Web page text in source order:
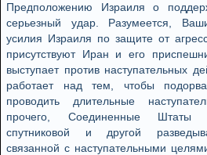
Предположению Израиля о
серьезный удар. Разумеется,
усилия Израиля по защите от
присутствуют Иран и его
выступает против наступательных
работает над тем, чтобы
проводить длительные
прочего, Соединенные Штаты
спутниковой и другой
связанной с наступательными